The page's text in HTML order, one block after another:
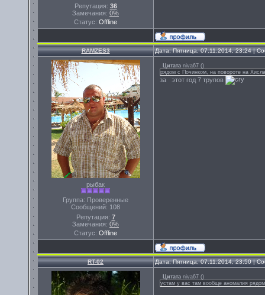
Репутация: 36
Замечания: 0%
Статус: Offline
RAMZES3 Дата: Пятница, 07.11.2014, 23:24 |
рыбак
Группа: Проверенные
Сообщений: 108
Репутация: 7
Замечания: 0%
Статус: Offline
Цитата niva67 ()
рядом с Починком, на повороте на
за этот год 7 трупов
RT-02 Дата: Пятница, 07.11.2014, 23:50 |
Цитата niva67 ()
устам у вас там вообще аномалия